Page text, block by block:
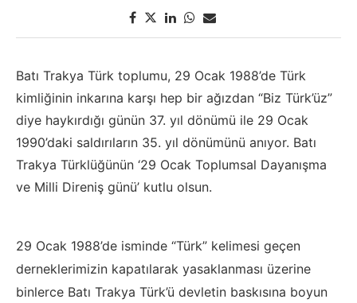
Batı Trakya Türk toplumu, 29 Ocak 1988’de Türk
kimliğinin inkarına karşı hep bir ağızdan “Biz Türk’üz”
diye haykırdığı günün 37. yıl dönümü ile 29 Ocak
1990’daki saldırıların 35. yıl dönümünü anıyor. Batı
Trakya Türklüğünün ‘29 Ocak Toplumsal Dayanışma
ve Milli Direniş günü’ kutlu olsun.
29 Ocak 1988’de isminde “Türk” kelimesi geçen
derneklerimizin kapatılarak yasaklanması üzerine
binlerce Batı Trakya Türk’ü devletin baskısına boyun